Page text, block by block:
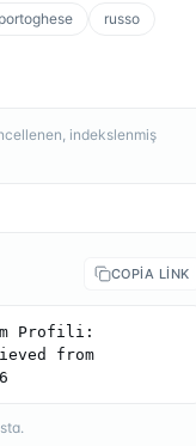
portoghese
russo
indekslenmiş
COPIA LINK
Profili:
from